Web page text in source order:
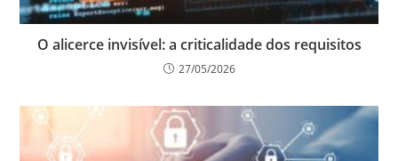
O alicerce invisível: a criticalidade dos requisitos
27/05/2026